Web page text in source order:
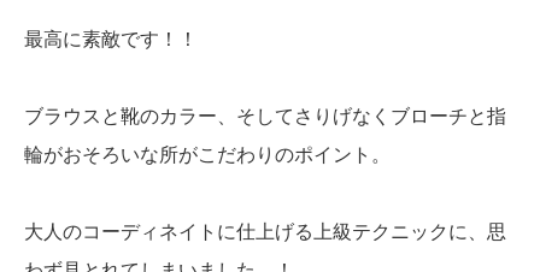
最高に素敵です！！
ブラウスと靴のカラー、そしてさりげなくブローチと指
輪がおそろいな所がこだわりのポイント。
大人のコーディネイトに仕上げる上級テクニックに、思